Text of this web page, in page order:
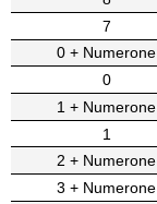
7
0 + Numerone
0
1 + Numerone
1
2 + Numerone
3 + Numerone